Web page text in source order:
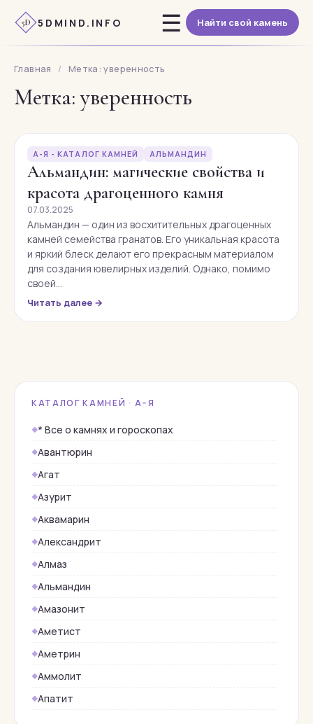
Перейти
содержимому
5D 5DMIND.INFO ☰ Найти свой камень
Главная / Метка: уверенность
Метка: уверенность
А-Я - КАТАЛОГ КАМНЕЙ АЛЬМАНДИН
Альмандин: магические свойства и
красота драгоценного камня
07.03.2025
Альмандин — один из восхитительных драгоценных
камней семейства гранатов. Его уникальная красота
и яркий блеск делают его прекрасным материалом
для создания ювелирных изделий. Однако, помимо
своей…
Читать далее →
КАТАЛОГ КАМНЕЙ · А–Я
* Все о камнях и гороскопах
Авантюрин
Агат
Азурит
Аквамарин
Александрит
Алмаз
Альмандин
Амазонит
Аметист
Аметрин
Аммолит
Апатит